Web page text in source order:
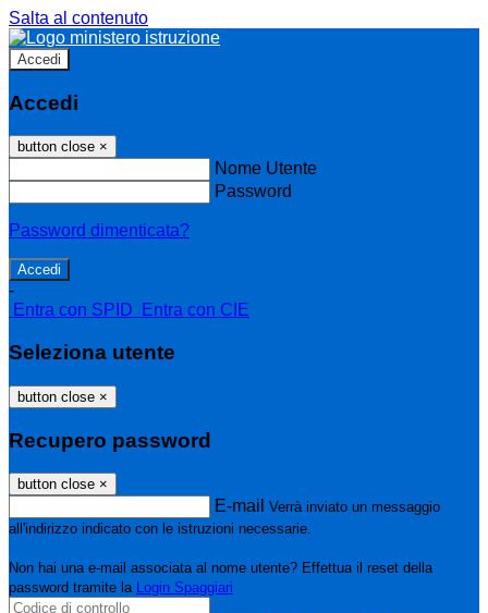
Salta al contenuto
Accedi
Accedi
button close ×
Nome Utente
Password
Password dimenticata?
-
Entra con SPID
Entra con CIE
Seleziona utente
button close ×
Recupero password
button close ×
E-mail Verrà inviato un messaggio
all'indirizzo indicato con le istruzioni necessarie.
Non hai una e-mail associata al nome utente? Effettua il reset della
password tramite la Login Spaggiari